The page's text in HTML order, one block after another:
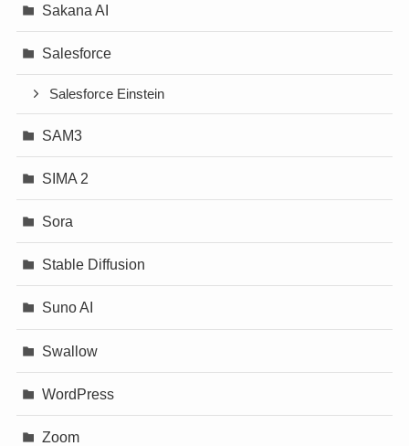
Sakana AI
Salesforce
Salesforce Einstein
SAM3
SIMA 2
Sora
Stable Diffusion
Suno AI
Swallow
WordPress
Zoom